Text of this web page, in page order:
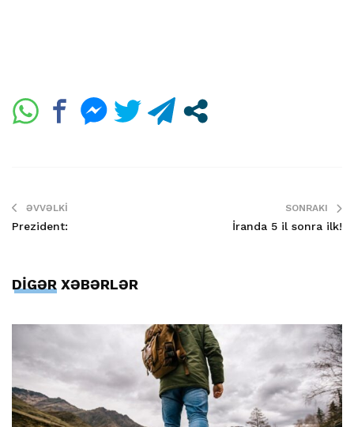
ƏVVƏLKI
Prezident:
SONRAKI
İranda 5 il sonra ilk!
DİGƏR XƏBƏRLƏR